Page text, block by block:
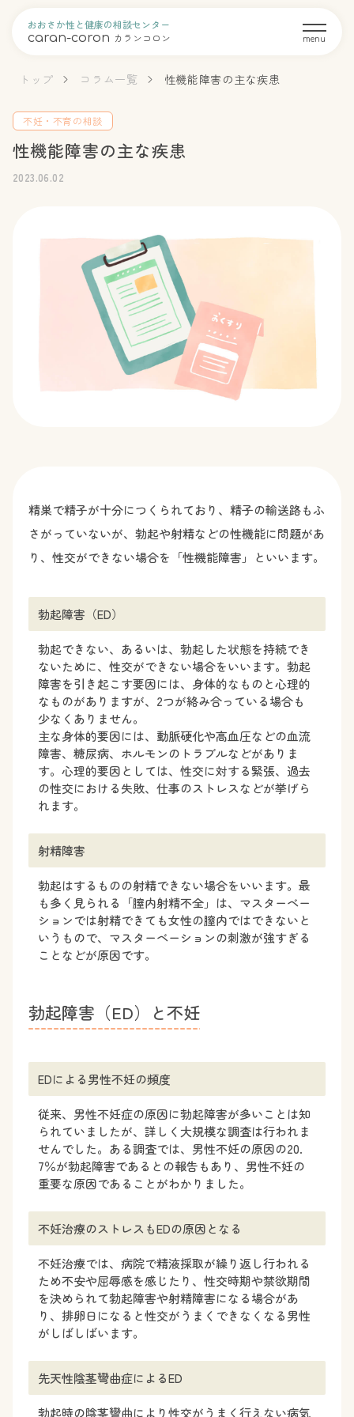
おおさか性と健康の相談センター
caran-coron カランコロン menu
トップ コラム一覧 性機能障害の主な疾患
不妊・不育の相談
性機能障害の主な疾患
2023.06.02
精巣で精子が十分につくられており、精子の輸送路もふ
さがっていないが、勃起や射精などの性機能に問題があ
り、性交ができない場合を「性機能障害」といいます。
勃起障害（ED）
勃起できない、あるいは、勃起した状態を持続でき
ないために、性交ができない場合をいいます。勃起
障害を引き起こす要因には、身体的なものと心理的
なものがありますが、2つが絡み合っている場合も
少なくありません。
主な身体的要因には、動脈硬化や高血圧などの血流
障害、糖尿病、ホルモンのトラブルなどがありま
す。心理的要因としては、性交に対する緊張、過去
の性交における失敗、仕事のストレスなどが挙げら
れます。
射精障害
勃起はするものの射精できない場合をいいます。最
も多く見られる「膣内射精不全」は、マスターベー
ションでは射精できても女性の膣内ではできないと
いうもので、マスターベーションの刺激が強すぎる
ことなどが原因です。
勃起障害 （ED） と不妊
EDによる男性不妊の頻度
従来、男性不妊症の原因に勃起障害が多いことは知
られていましたが、詳しく大規模な調査は行われま
せんでした。ある調査では、男性不妊の原因の20.
7％が勃起障害であるとの報告もあり、男性不妊の
重要な原因であることがわかりました。
不妊治療のストレスもEDの原因となる
不妊治療では、病院で精液採取が繰り返し行われる
ため不安や屈辱感を感じたり、性交時期や禁欲期間
を決められて勃起障害や射精障害になる場合があ
り、排卵日になると性交がうまくできなくなる男性
がしばしばいます。
先天性陰茎彎曲症によるED
勃起時の陰茎彎曲により性交がうまく行えない病気